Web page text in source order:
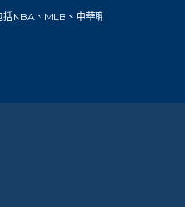
職棒、籃球、網球、足球、賽車、自